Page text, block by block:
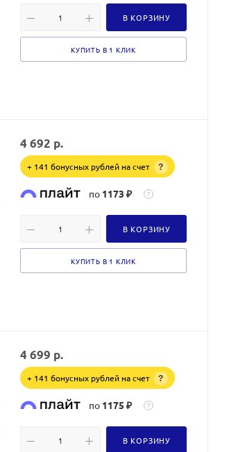
В КОРЗИНУ
КУПИТЬ В 1 КЛИК
4 692 р.
+ 141 бонусных рублей на счет ?
по 1173 ₽ ?
В КОРЗИНУ
КУПИТЬ В 1 КЛИК
4 699 р.
+ 141 бонусных рублей на счет ?
по 1175 ₽ ?
В КОРЗИНУ